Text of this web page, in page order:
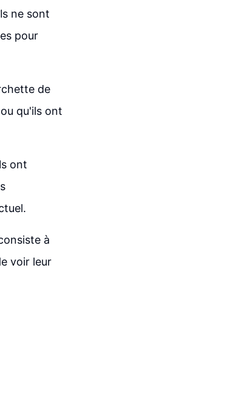
ne sont
pour
de
qu'ils ont
ont
à
voir leur